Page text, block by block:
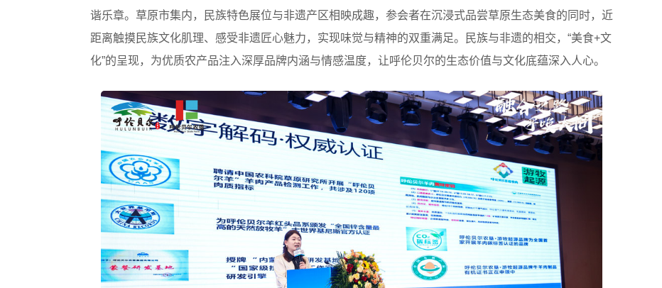
谐乐章。草原市集内，民族特色展位与非遗产区相映成趣，参会者在沉浸式品尝草原生态美食的同时，近
距离触摸民族文化肌理、感受非遗匠心魅力，实现味觉与精神的双重满足。民族与非遗的相交，“美食+文
化”的呈现，为优质农产品注入深厚品牌内涵与情感温度，让呼伦贝尔的生态价值与文化底蕴深入人心。